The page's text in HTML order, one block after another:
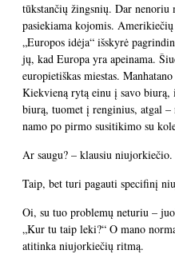
tūkstančių žingsnių. Dar
pasiekiama kojomis. Amerikiečių
„Europos idėja“ išskyrė
jų, kad Europa yra apeinama.
europietiškas miestas.
Kiekvieną rytą einu į savo
biurą, tuomet į renginius, atgal
namo po pirmo susitikimo su
Ar saugu? – klausiu niujorkiečio.
Taip, bet turi pagauti specifinį
Oi, su tuo problemų neturiu –
„Kur tu taip leki?“ O mano
atitinka niujorkiečių ritmą.